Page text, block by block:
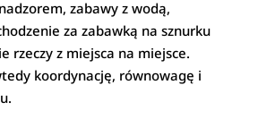
zabawy z wodą,
za zabawką na sznurku
rzeczy z miejsca na miejsce.
koordynację, równowagę i